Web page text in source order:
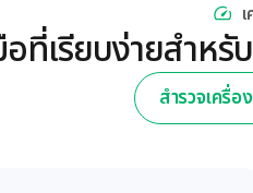
อที่เรียบง่ายสำห
สำรวจเครื่